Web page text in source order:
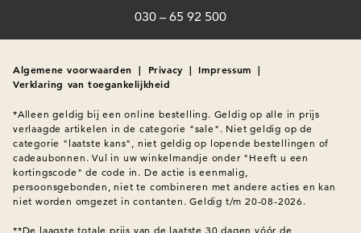
030 – 65 92 500
Algemene voorwaarden | Privacy | Impressum |
Verklaring van toegankelijkheid
*Alleen geldig bij een online bestelling. Geldig op alle in prijs
verlaagde artikelen in de categorie "sale". Niet geldig op de
categorie "laatste kans", niet geldig op lopende bestellingen of
cadeaubonnen. Vul in uw winkelmandje onder "Heeft u een
kortingscode" de code in. De actie is eenmalig,
persoonsgebonden, niet te combineren met andere acties en kan
niet worden omgezet in contanten. Geldig t/m 20-08-2026.
**De laagste totale prijs van de laatste 30 dagen vóór de